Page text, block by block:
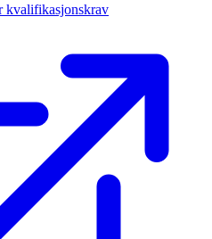
kvalifikasjonskrav